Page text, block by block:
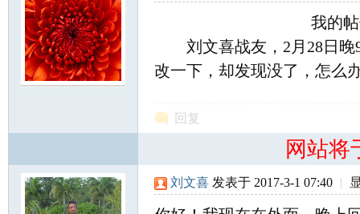
我的帖子
刘文喜战友，2月28日晚9
改一下，却发现没了，怎么
回复
网站将
刘文喜 发表于 2017-3-1 07:40 |